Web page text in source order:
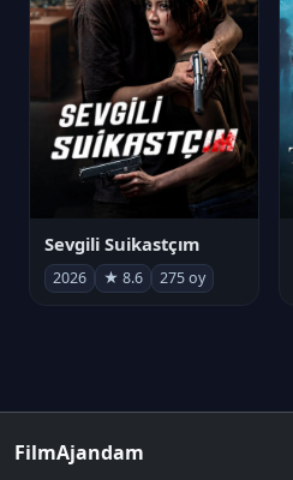
Sevgili Suikastçım
2026 ★ 8.6 275 oy
FilmAjandam